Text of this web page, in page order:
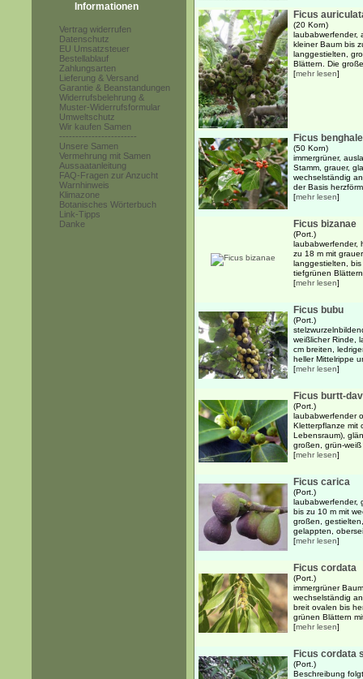
Informationen
Vertrag widerrufen
Datenschutz
EU Umsatzsteuer
Bestellablauf
Zahlungsarten
Lieferung & Versand
Garantie & Beanstandungen
Widerrufsbelehrung &
Muster-Widerrufsformular
Umweltschutz
Wir kaufen Samen
------------------------
Unsere Samen
Vermehrung mit Samen
Aussaatanleitung
FAQ-Fragen zur Anzucht
Warnhinweis
Klimazone
Botanisches Wörterbuch
Link-Tipps
Danke
Ficus
(20 Korn)
laubabwerfender,
kleiner Baum bis
langgestielten,
Blättern. Die
[mehr lesen]
Ficus
(50 Korn)
immergrüner,
Stamm, grauer,
wechselständig
der Basis
[mehr lesen]
Ficus bizanae
(Port.)
laubabwerfender,
zu 18 m mit
langgestielten,
tiefgrünen
[mehr lesen]
Ficus bubu
(Port.)
weißlicher Rinde,
cm breiten,
heller Mittelrippe
[mehr lesen]
Ficus burtt-
(Port.)
laubabwerfender
Kletterpflanze mit
Lebensraum),
großen, grün-
[mehr lesen]
Ficus carica
(Port.)
laubabwerfender,
bis zu 10 m mit
großen,
gelappten,
[mehr lesen]
Ficus cordata
(Port.)
immergrüner
wechselständig
breit ovalen bis
grünen Blättern
[mehr lesen]
Ficus cordata
(Port.)
Beschreibung